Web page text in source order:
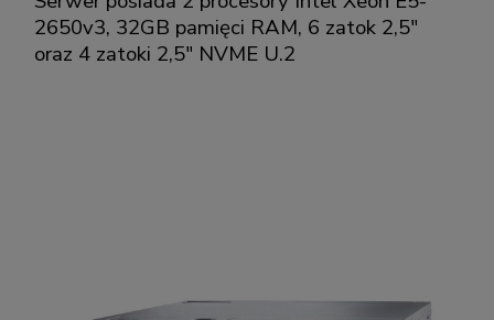
2650v3, 32GB pamięci RAM, 6 zatok 2,5"
oraz 4 zatoki 2,5" NVME U.2